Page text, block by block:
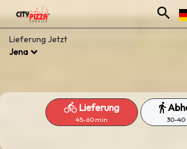
Lieferung Jetzt
Jena
Lieferung
45-60 min 30-40